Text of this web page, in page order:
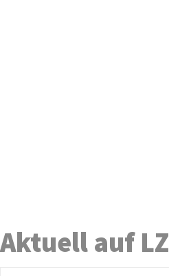
Aktuell auf LZ